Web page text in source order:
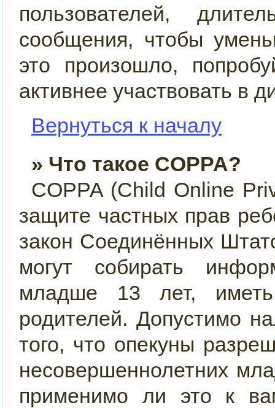
пользователей,
сообщения, чтобы
это произошло,
активнее участвовать в
Вернуться к началу
» Что такое COPPA?
COPPA (Child Online
защите частных прав
закон Соединённых
могут собирать
младше 13 лет,
родителей. Допустимо
того, что опекуны
несовершеннолетних
применимо ли это к